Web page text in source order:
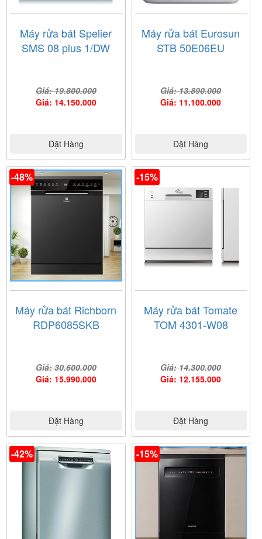
xem hàng và nhận các phần quà lớn nhất.
Máy rửa bát Spelier
SMS 08 plus 1/DW
Giá: 19.800.000
Giá: 14.150.000
Đặt Hàng
Máy rửa bát Eurosun
STB 50E06EU
Giá: 13.890.000
Giá: 11.100.000
Đặt Hàng
-48%
Máy rửa bát Richborn
RDP6085SKB
Giá: 30.600.000
Giá: 15.990.000
Đặt Hàng
-15%
Máy rửa bát Tomate
TOM 4301-W08
Giá: 14.300.000
Giá: 12.155.000
Đặt Hàng
-42% -15%